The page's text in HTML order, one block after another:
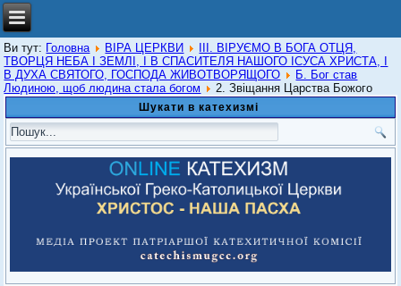
Ви тут: Головна ВІРА ЦЕРКВИ
ІІІ. ВІРУЄМО В БОГА ОТЦЯ,
ТВОРЦЯ НЕБА І ЗЕМЛІ, І В СПАСИТЕЛЯ НАШОГО ІСУСА ХРИСТА, І
В ДУХА СВЯТОГО, ГОСПОДА ЖИВОТВОРЯЩОГО
Б. Бог став
Людиною, щоб людина стала богом
2. Звіщання Царства Божого
Шукати в катехизмі